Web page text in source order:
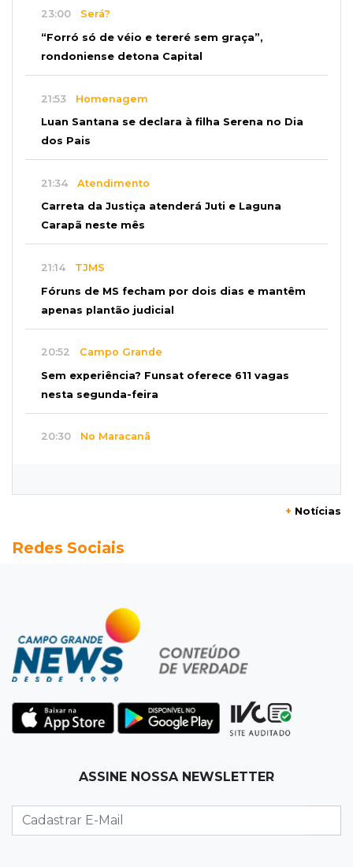
23:00 Será?
“Forró só de véio e tereré sem graça”,
rondoniense detona Capital
21:53 Homenagem
Luan Santana se declara à filha Serena no Dia
dos Pais
21:34 Atendimento
Carreta da Justiça atenderá Juti e Laguna
Carapã neste mês
21:14 TJMS
Fóruns de MS fecham por dois dias e mantêm
apenas plantão judicial
20:52 Campo Grande
Sem experiência? Funsat oferece 611 vagas
nesta segunda-feira
20:30 No Maracanã
Seleções em MS têm salários de até R$ 8,2 mil;
Jardim Itatiaia
Vigia é amarrado durante roubo de carro e
dois caminhões em pátio
Corinthians vence Bragantino por 2 a 0 e sobe
para 7º no Brasileirão
Na Vila Belmiro
lugar no Brasileirão
+ Notícias
Redes Sociais
ASSINE NOSSA NEWSLETTER